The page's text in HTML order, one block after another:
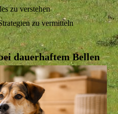
zu verstehen
zu vermitteln
dauerhaftem Bellen